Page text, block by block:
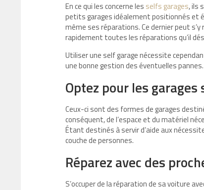
En ce qui les concerne les selfs garages, ils
petits garages idéalement positionnés et
même ses réparations. Ce dernier peut
rapidement toutes les réparations qu’il
Utiliser une self garage nécessite
une bonne gestion des éventuelles pannes.
Optez pour les garages
Ceux-ci sont des formes de garages
conséquent, de l’espace et du matériel
Étant destinés à servir d’aide aux
couche de personnes.
Réparez avec des
S’occuper de la réparation de sa voiture